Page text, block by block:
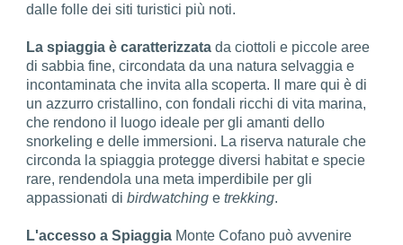
dalle folle dei siti turistici più noti.
La spiaggia è caratterizzata da ciottoli e piccole aree
di sabbia fine, circondata da una natura selvaggia e
incontaminata che invita alla scoperta. Il mare qui è di
un azzurro cristallino, con fondali ricchi di vita marina,
che rendono il luogo ideale per gli amanti dello
snorkeling e delle immersioni. La riserva naturale che
circonda la spiaggia protegge diversi habitat e specie
rare, rendendola una meta imperdibile per gli
appassionati dibirdwatching etrekking.
L'accesso a Spiaggia Monte Cofano può avvenire